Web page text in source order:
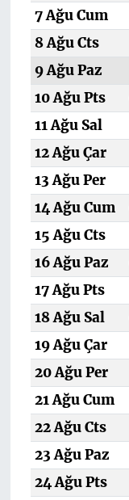
7 Ağu Cum
8 Ağu Cts
9 Ağu Paz
10 Ağu Pts
11 Ağu Sal
12 Ağu Çar
13 Ağu Per
14 Ağu Cum
15 Ağu Cts
16 Ağu Paz
17 Ağu Pts
18 Ağu Sal
19 Ağu Çar
20 Ağu Per
21 Ağu Cum
22 Ağu Cts
23 Ağu Paz
24 Ağu Pts